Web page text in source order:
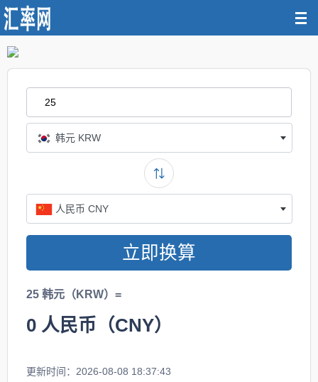
韩元 KRW
人民币 CNY
立即换算
25 韩元（KRW）=
0 人民币（CNY）
更新时间：2026-08-08 18:37:43